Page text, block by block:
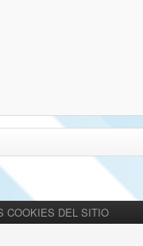
COOKIES DEL SITIO